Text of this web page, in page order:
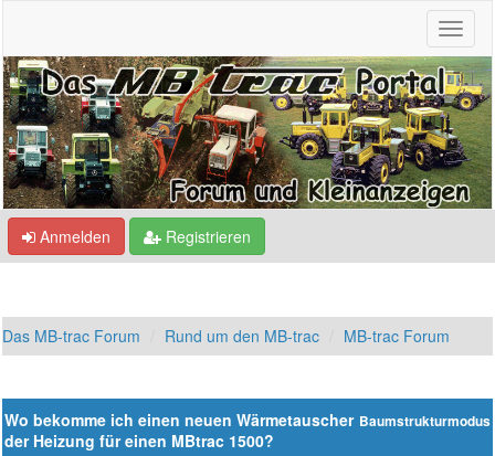
Anmelden Registrieren
Das MB-trac Forum Rund um den MB-trac MB-trac Forum
Baumstrukturmodus
Wo bekomme ich einen neuen Wärmetauscher
der Heizung für einen MBtrac 1500?